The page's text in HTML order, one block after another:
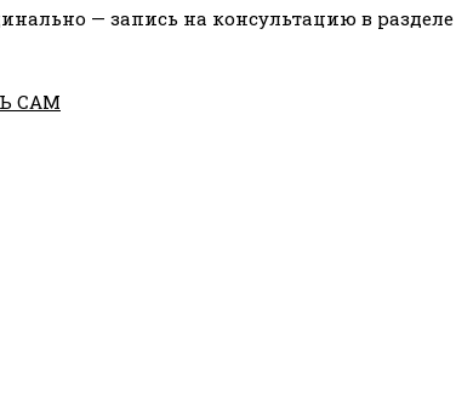
— запись на консультацию в разделе
САМ